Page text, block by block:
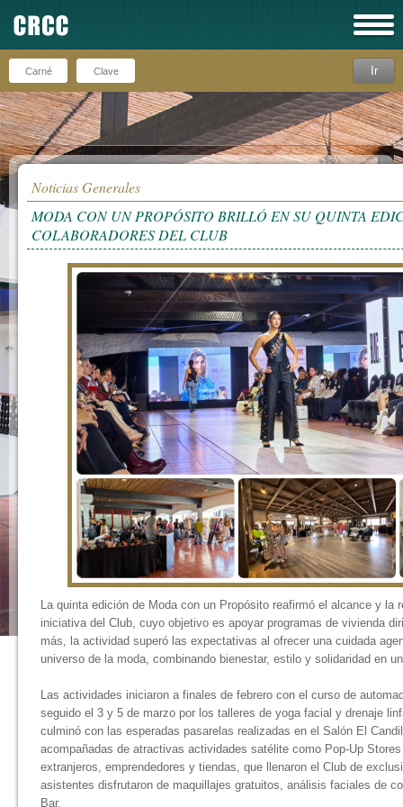
Recuérdeme
Ir
Noticias Generales
MODA CON UN PROPÓSITO BRILLÓ EN SU QUINTA
COLABORADORES DEL CLUB
La quinta edición de Moda con un Propósito reafirmó el alcance y la
iniciativa del Club, cuyo objetivo es apoyar programas de vivienda
más, la actividad superó las expectativas al ofrecer una cuidada
universo de la moda, combinando bienestar, estilo y solidaridad en
Las actividades iniciaron a finales de febrero con el curso de
seguido el 3 y 5 de marzo por los talleres de yoga facial y drenaje
culminó con las esperadas pasarelas realizadas en el Salón El
acompañadas de atractivas actividades satélite como Pop-Up
extranjeros, emprendedores y tiendas, que llenaron el Club de
asistentes disfrutaron de maquillajes gratuitos, análisis faciales de
Bar.